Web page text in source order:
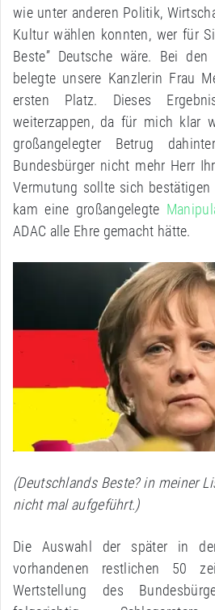
wie unter anderen Politik,
Kultur wählen konnten, wer für
Beste” Deutsche wäre. Bei
belegte unsere Kanzlerin Frau
ersten Platz. Dieses
weiterzappen, da für mich klar
großangelegter Betrug
Bundesbürger nicht mehr Herr
Vermutung sollte sich bestätigen
kam eine großangelegte
ADAC alle Ehre gemacht hätte.
(Deutschlands Beste? in meiner
nicht mal aufgeführt.)
Die Auswahl der später in
vorhandenen restlichen 50
Wertstellung des